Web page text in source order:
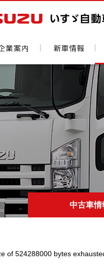
中古車情
of 524288000 bytes